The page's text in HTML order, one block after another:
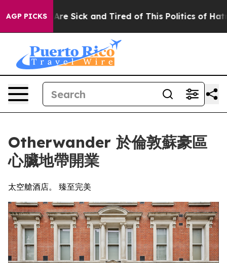
AGP PICKSAre Sick and Tired of This Politics of Hatred”
Otherwander 於倫敦蘇豪區
心臟地帶開業
太空艙酒店。 臻至完美